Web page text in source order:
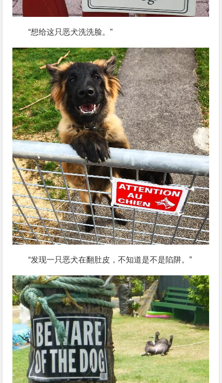
“想给这只恶犬洗洗脸。”
“发现一只恶犬在翻肚皮，不知道是不是陷阱。”